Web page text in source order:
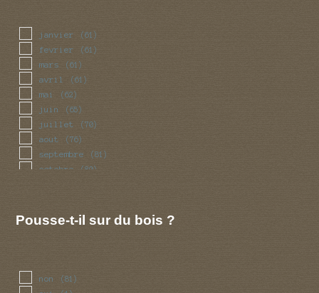
janvier (61)
fevrier (61)
mars (61)
avril (61)
mai (62)
juin (65)
juillet (70)
aout (76)
septembre (81)
octobre (80)
Pousse-t-il sur du bois ?
non (81)